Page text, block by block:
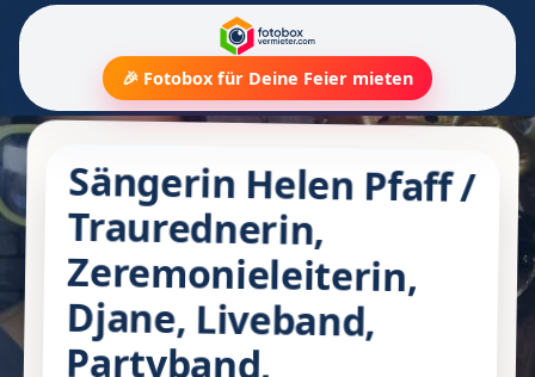
🎉 Fotobox für Deine Feier mieten
Sängerin Helen Pfaff /
Traurednerin,
Zeremonieleiterin,
Djane, Liveband,
Partyband,